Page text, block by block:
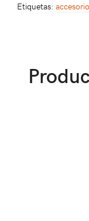
Etiquetas: